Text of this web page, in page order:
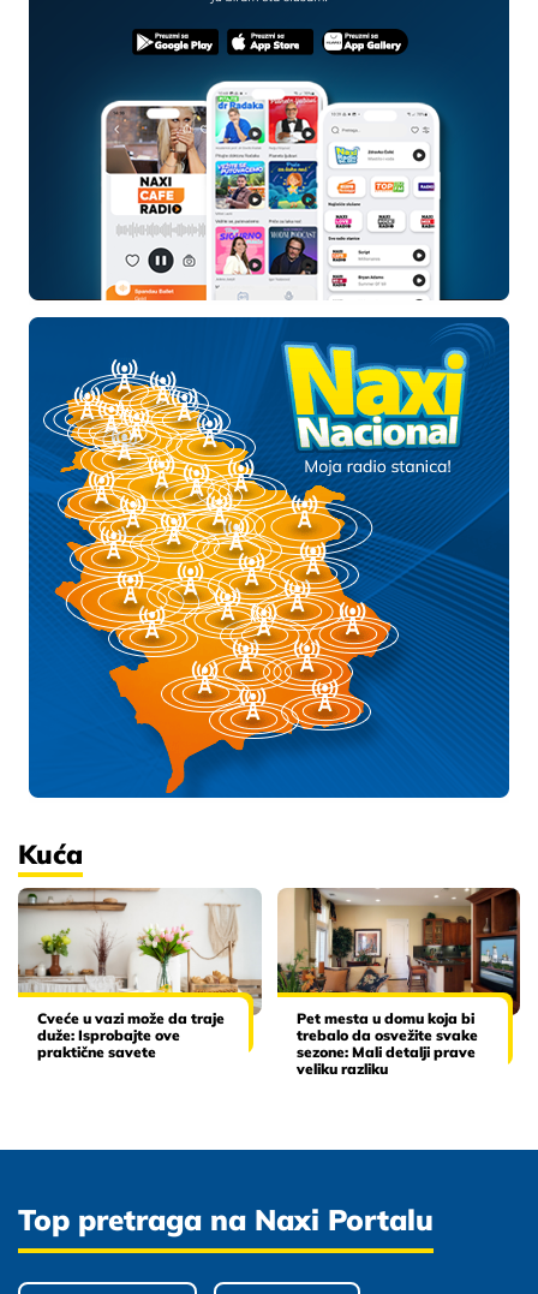
Kuća
Cveće u vazi može da traje
duže: Isprobajte ove
praktične savete
Pet mesta u domu koja bi
trebalo da osvežite svake
sezone: Mali detalji prave
veliku razliku
Top pretraga na Naxi Portalu